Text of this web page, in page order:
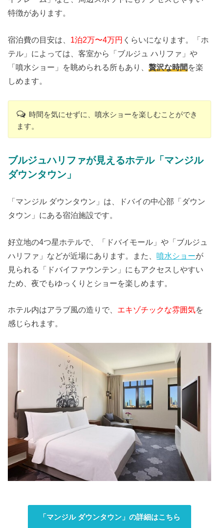
特徴があります。
宿泊費の目安は、 1泊2万〜4万円 くらいになります。「ホ
テル」によっては、客室から「ブルジュ ハリファ」や
「噴水ショー」を眺められる所もあり、贅沢な時間を楽
しめます。
時間を気にせずに、噴水ショーを楽しむことができ
ます。
ブルジュハリファが見えるホテル「マンジル
ダウンタウン」
「マンジル ダウンタウン」は、ドバイの中心部「ダウン
タウン」にある宿泊施設です。
好立地の4つ星ホテルで、「ドバイモール」や「ブルジュ
ハリファ」などが近場にあります。また、噴水ショーが
見られる「ドバイファウンテン」にもアクセスしやすい
ため、夜でもゆっくりとショーを楽しめます。
ホテル内はアラブ風の造りで、 エキゾチックな雰囲気を
感じられます。
「マンジル ダウンタウン」の詳細はこちら